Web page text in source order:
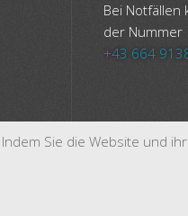
Bei Notfällen
der Nummer
+43 664
Sie die Website und